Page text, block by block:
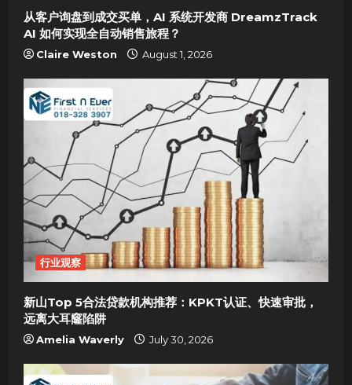
o
n
从客户询盘到成交买单，AI 系统开发商 DreamzTrack
AI 如何实现全自动销售旅程？
Claire Weston August 1, 2026
行业观察
新山Top 5合法贷款机构推荐：KPKT认证、快速审批，
远离大耳窿陷阱
Amelia Waverly July 30, 2026